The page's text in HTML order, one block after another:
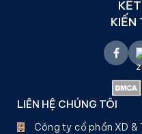
KIẾN
LIÊN HỆ CHÚNG TÔI
Công ty cổ phần XD &